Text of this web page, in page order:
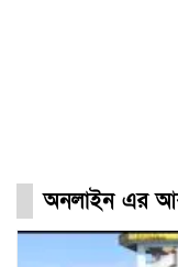
অনলাইন এর